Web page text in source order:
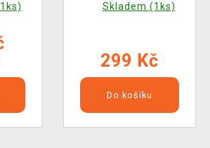
Skladem (1ks)
299 Kč
Do košíku